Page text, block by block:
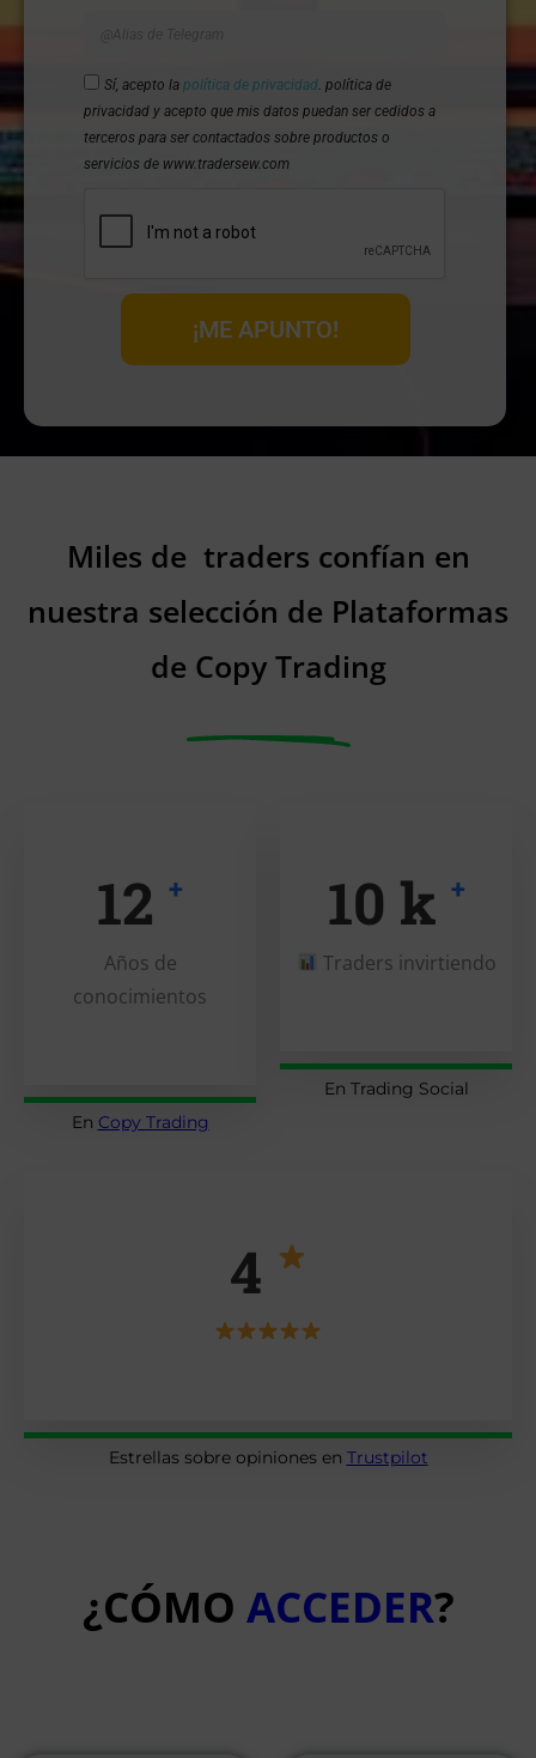
Sí, acepto la política de privacidad . política de
privacidad y acepto que mis datos puedan ser cedidos a
terceros para ser contactados sobre productos o
servicios de www.tradersew.com
¡ME APUNTO!
Miles de traders confían en
nuestra selección de Plataformas
de Copy Trading
12 +
Años de
conocimientos
En Copy Trading
10 k +
Traders invirtiendo
En Trading Social
4
Estrellas sobre opiniones en Trustpilot
¿CÓMO ACCEDER?